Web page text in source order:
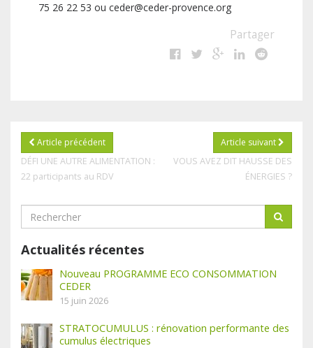
75 26 22 53 ou ceder@ceder-provence.org
Partager
Article précédent
DÉFI UNE AUTRE ALIMENTATION :
22 participants au RDV
Article suivant
VOUS AVEZ DIT HAUSSE DES
ÉNERGIES ?
Actualités récentes
Nouveau PROGRAMME ECO CONSOMMATION
CEDER
15 juin 2026
STRATOCUMULUS : rénovation performante des
cumulus électriques